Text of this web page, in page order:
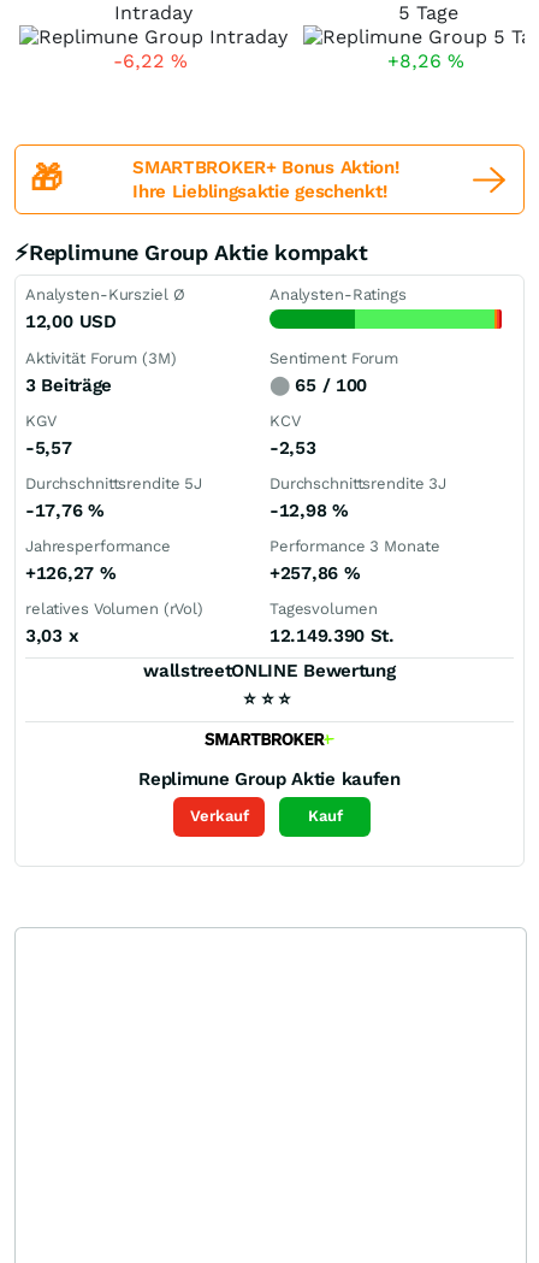
Intraday
-6,22 %
5 Tage
+8,26 %
🎁
SMARTBROKER+ Bonus Aktion!
Ihre Lieblingsaktie geschenkt!
⚡Replimune Group Aktie kompakt
Analysten-Kursziel Ø
12,00 USD
Analysten-Ratings
Aktivität Forum (3M)
3 Beiträge
Sentiment Forum
⬤65 / 100
KGV
-5,57
KCV
-2,53
Durchschnittsrendite 5J
-17,76 %
Durchschnittsrendite 3J
-12,98 %
Jahresperformance
+126,27 %
Performance 3 Monate
+257,86 %
relatives Volumen (rVol)
3,03 x
Tagesvolumen
12.149.390 St.
wallstreetONLINE Bewertung
⭐ ⭐ ⭐
Replimune Group Aktie kaufen
Verkauf Kauf